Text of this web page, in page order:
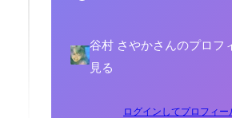
谷村 さやかさんのプロフ
見る
ログインしてプロフィー